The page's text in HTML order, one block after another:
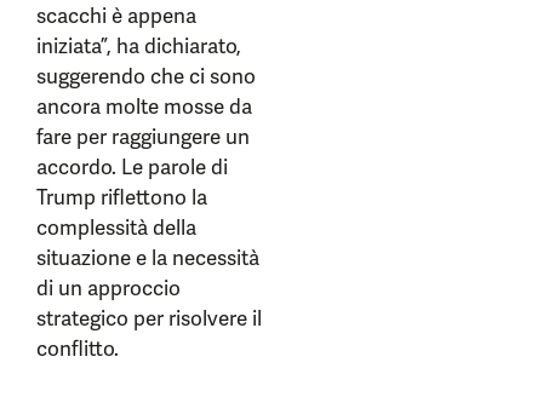
scacchi è appena
iniziata”, ha dichiarato,
suggerendo che ci sono
ancora molte mosse da
fare per raggiungere un
accordo. Le parole di
Trump riflettono la
complessità della
situazione e la necessità
di un approccio
strategico per risolvere il
conflitto.